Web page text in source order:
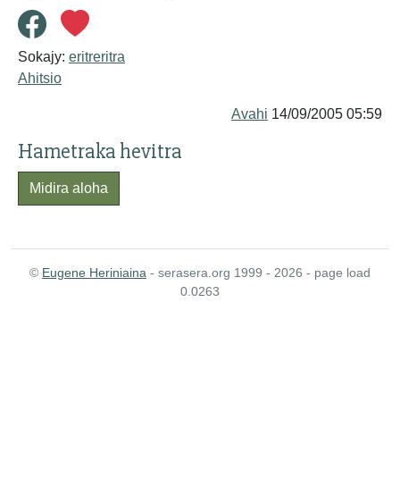
Sokajy: eritreritra
Ahitsio
Avahi 14/09/2005 05:59
Hametraka hevitra
Midira aloha
© Eugene Heriniaina - serasera.org 1999 - 2026 - page load
0.0263